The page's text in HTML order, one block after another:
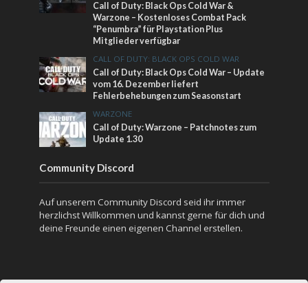
Call of Duty: Black Ops Cold War &
Warzone – Kostenloses Combat Pack
“Penumbra” für Playstation Plus
Mitglieder verfügbar
CALL OF DUTY: BLACK OPS COLD WAR
Call of Duty: Black Ops Cold War – Update
vom 16. Dezember liefert
Fehlerbehebungen zum Seasonstart
WARZONE
Call of Duty: Warzone – Patchnotes zum
Update 1.30
Community Discord
Auf unserem Community Discord seid ihr immer
herzlichst Willkommen und kannst gerne für dich und
deine Freunde einen eigenen Channel erstellen.